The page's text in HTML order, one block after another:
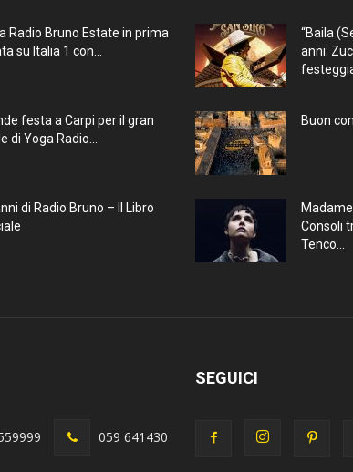
Radio Bruno Estate in prima
su Italia 1 con...
festa a Carpi per il gran
di Yoga Radio...
di Radio Bruno – Il Libro
“Baila
anni:
Buon
Consoli
Tenco...
059 641430
SEGUICI